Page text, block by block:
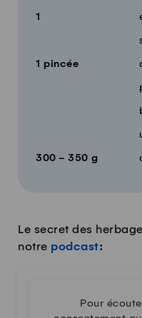
1
1 pincée
300 - 350 g
Le secret des
notre podcast:
Pour